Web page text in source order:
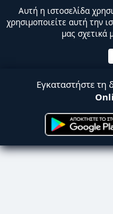
Αυτή η ιστοσελίδα
χρησιμοποιείτε αυτή την
μας σχετικά
Εγκαταστήστε τη